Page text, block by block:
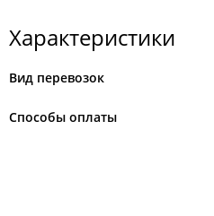
Характеристики
Вид перевозок
Способы оплаты